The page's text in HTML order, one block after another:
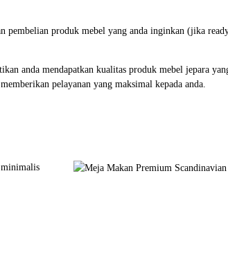
pembelian produk mebel yang anda inginkan (jika
anda mendapatkan kualitas produk mebel jepara
pelayanan yang maksimal kepada anda.
minimalis